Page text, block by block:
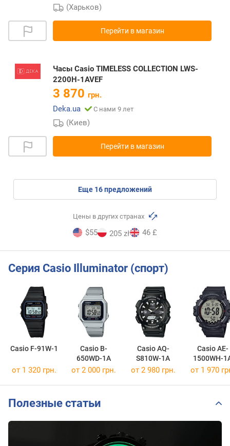
(Харьков)
Перейти в магазин
Часы Casio TIMELESS COLLECTION LWS-
2200H-1AVEF
3 870 грн.
Deka.ua
С нами 9 лет
(Киев)
Перейти в магазин
eще 16предложений
Цены в других странах
$55 205 zł 46 £
Серия Casio Illuminator (спорт)
Casio F-91W-1
Casio B-
650WD-1A
Casio AQ-
S810W-1A
Casio AE-
1500WH-
от 1 320 грн. от 2 000 грн. от 2 980 грн. от 1 970
Полезные статьи